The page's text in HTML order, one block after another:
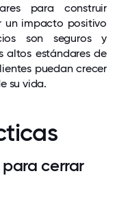
para construir
un impacto positivo
son seguros y
altos estándares de
puedan crecer
su vida.
cerrar